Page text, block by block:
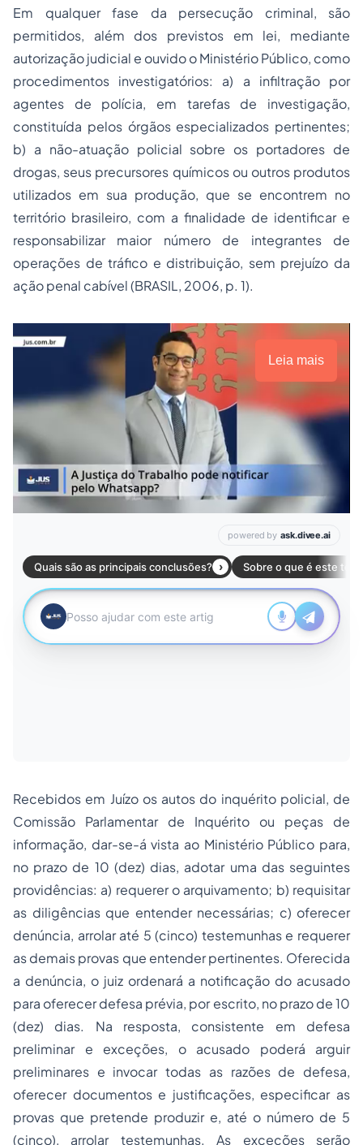
Em qualquer fase da persecução criminal, são
permitidos, além dos previstos em lei, mediante
autorização judicial e ouvido o Ministério Público, como
procedimentos investigatórios: a) a infiltração por
agentes de polícia, em tarefas de investigação,
constituída pelos órgãos especializados pertinentes;
b) a não-atuação policial sobre os portadores de
drogas, seus precursores químicos ou outros produtos
utilizados em sua produção, que se encontrem no
território brasileiro, com a finalidade de identificar e
responsabilizar maior número de integrantes de
operações de tráfico e distribuição, sem prejuízo da
ação penal cabível (BRASIL, 2006, p. 1).
Leia mais
Recebidos em Juízo os autos do inquérito policial, de
Comissão Parlamentar de Inquérito ou peças de
informação, dar-se-á vista ao Ministério Público para,
no prazo de 10 (dez) dias, adotar uma das seguintes
providências: a) requerer o arquivamento; b) requisitar
as diligências que entender necessárias; c) oferecer
denúncia, arrolar até 5 (cinco) testemunhas e requerer
as demais provas que entender pertinentes. Oferecida
a denúncia, o juiz ordenará a notificação do acusado
para oferecer defesa prévia, por escrito, no prazo de 10
(dez) dias. Na resposta, consistente em defesa
preliminar e exceções, o acusado poderá arguir
preliminares e invocar todas as razões de defesa,
oferecer documentos e justificações, especificar as
provas que pretende produzir e, até o número de 5
(cinco), arrolar testemunhas. As exceções serão